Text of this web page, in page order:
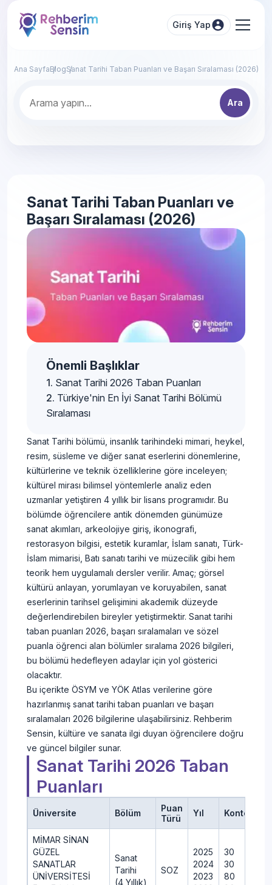
Giriş Yap
Ana SayfaBlogSanat Tarihi Taban Puanları ve Başarı Sıralaması (2026)
Ara
Sanat Tarihi Taban Puanları ve
Başarı Sıralaması (2026)
Önemli Başlıklar
Sanat Tarihi 2026 Taban Puanları
Türkiye'nin En İyi Sanat Tarihi Bölümü
Sıralaması
Sanat Tarihi bölümü, insanlık tarihindeki mimari, heykel,
resim, süsleme ve diğer sanat eserlerini dönemlerine,
kültürlerine ve teknik özelliklerine göre inceleyen;
kültürel mirası bilimsel yöntemlerle analiz eden
uzmanlar yetiştiren 4 yıllık bir lisans programıdır. Bu
bölümde öğrencilere antik dönemden günümüze
sanat akımları, arkeolojiye giriş, ikonografi,
restorasyon bilgisi, estetik kuramlar, İslam sanatı, Türk-
İslam mimarisi, Batı sanatı tarihi ve müzecilik gibi hem
teorik hem uygulamalı dersler verilir. Amaç; görsel
kültürü anlayan, yorumlayan ve koruyabilen, sanat
eserlerinin tarihsel gelişimini akademik düzeyde
değerlendirebilen bireyler yetiştirmektir. Sanat tarihi
taban puanları 2026, başarı sıralamaları ve sözel
puanla öğrenci alan bölümler sıralama 2026 bilgileri,
bu bölümü hedefleyen adaylar için yol gösterici
olacaktır.
Bu içerikte ÖSYM ve YÖK Atlas verilerine göre
hazırlanmış sanat tarihi taban puanları ve başarı
sıralamaları 2026 bilgilerine ulaşabilirsiniz. Rehberim
Sensin, kültüre ve sanata ilgi duyan öğrencilere doğru
ve güncel bilgiler sunar.
Sanat Tarihi 2026 Taban
Puanları
Üniversite Bölüm
Puan
Türü
Yıl Kontenjan
MİMAR SİNAN
GÜZEL
SANATLAR
ÜNİVERSİTESİ
Sanat
Tarihi
(4 Yıllık)
SOZ
2025
2024
2023
30
30
80